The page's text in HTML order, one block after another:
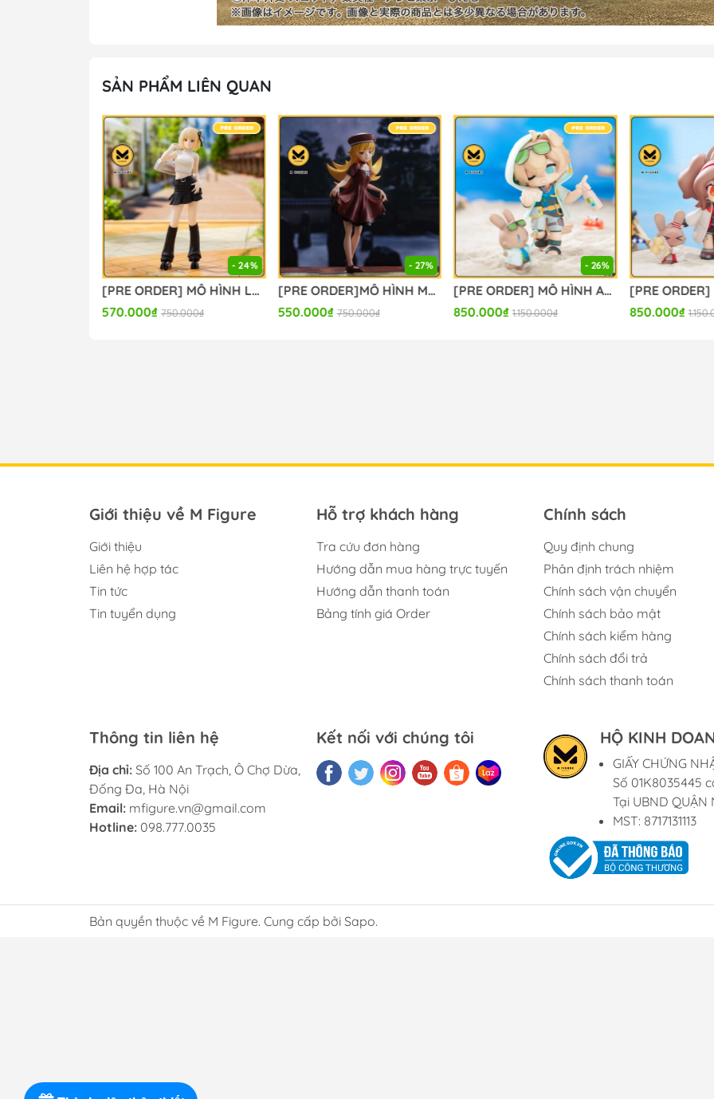
SẢN PHẨM LIÊN QUAN
- 24%
[PRE ORDER] MÔ HÌNH Lycoris Recoil - Nishikigi Chisato - High Premium Figure - Street Snap (Sega Fave) FIGURE CHÍNH HÃNG
570.000₫ 750.000₫
- 27%
[PRE ORDER]MÔ HÌNH Monogatari Series - Oshino Shinobu - High Premium Figure (Sega Fave) FIGURE CHÍNH HÃNG
550.000₫ 750.000₫
- 26%
[PRE ORDER] MÔ HÌNH Arknights - Tequila - Cuties Series Chibi Figure - Q ver. (Apex Innovation) FIGURE CHÍNH HÃNG
850.000₫ 1.150.000₫
850.000₫
Giới thiệu về M Figure
Giới thiệu
Liên hệ hợp tác
Tin tức
Tin tuyển dụng
Hỗ trợ khách hàng
Tra cứu đơn hàng
Hướng dẫn mua hàng trực tuyến
Hướng dẫn thanh toán
Bảng tính giá Order
Chính sách
Quy định chung
Phân định trách nhiệm
Chính sách vận chuyển
Chính sách bảo mật
Chính sách kiểm hàng
Chính sách đổi trả
Chính sách thanh toán
Thông tin liên hệ
Địa chỉ: Số 100 An Trạch, Ô Chợ Dừa,
Đống Đa, Hà Nội
Email: mfigure.vn@gmail.com
Hotline: 098.777.0035
Kết nối với chúng tôi HỘ KINH
GIẤY CHỨNG
Số 01K8035445
Tại UBND QUẬN
MST: 8717131113
Bản quyền thuộc về M Figure. Cung cấp bởi Sapo.